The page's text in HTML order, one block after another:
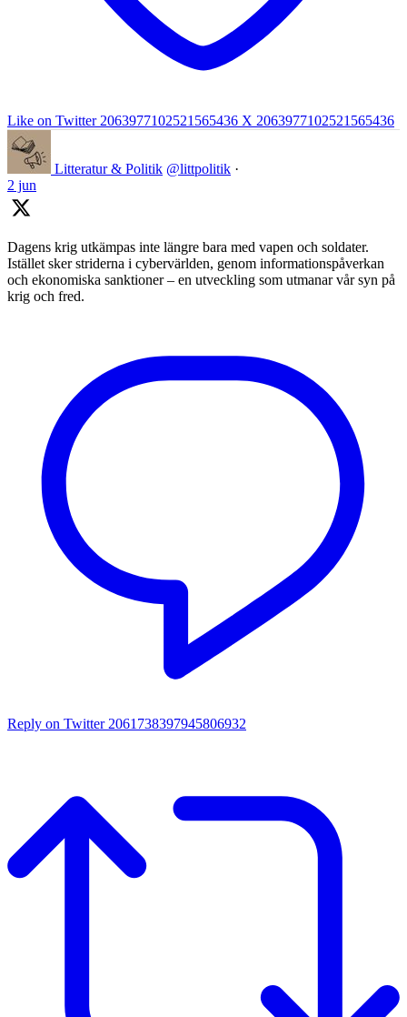
Like on Twitter 2063977102521565436 X 2063977102521565436
Litteratur & Politik @littpolitik ·
2 jun
Dagens krig utkämpas inte längre bara med vapen och soldater.
Istället sker striderna i cybervärlden, genom informationspåverkan
och ekonomiska sanktioner – en utveckling som utmanar vår syn på
krig och fred.
Reply on Twitter 2061738397945806932